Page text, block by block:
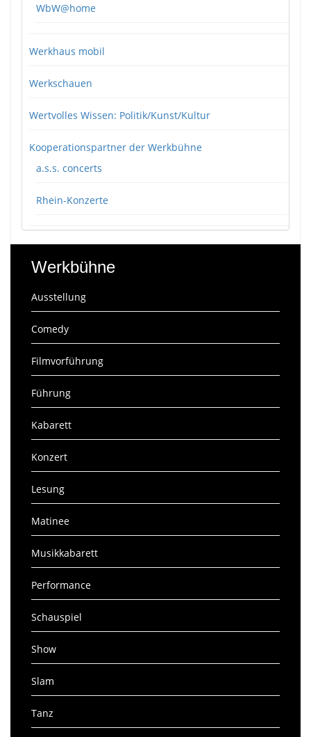
WbW@home
Werkhaus mobil
Werkschauen
Wertvolles Wissen: Politik/Kunst/Kultur
Kooperationspartner der Werkbühne
a.s.s. concerts
Rhein-Konzerte
Werkbühne
Ausstellung
Comedy
Filmvorführung
Führung
Kabarett
Konzert
Lesung
Matinee
Musikkabarett
Performance
Schauspiel
Show
Slam
Tanz